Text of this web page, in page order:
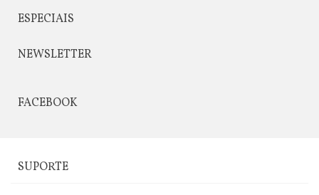
ESPECIAIS
NEWSLETTER
FACEBOOK
SUPORTE